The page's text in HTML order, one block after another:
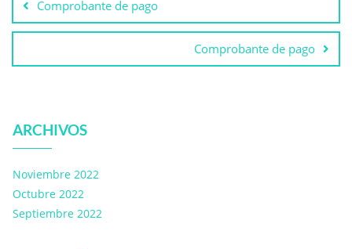
Comprobante de pago
Comprobante de pago
ARCHIVOS
Noviembre 2022
Octubre 2022
Septiembre 2022